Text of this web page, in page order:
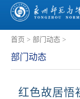
首页 >部门动态 >
部门动态
红色故居